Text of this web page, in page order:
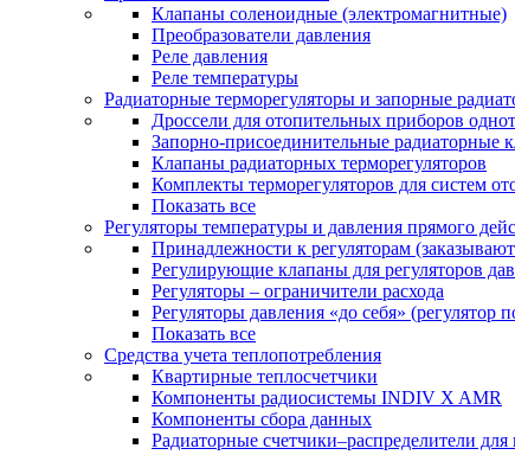
Клапаны соленоидные (электромагнитные)
Преобразователи давления
Реле давления
Реле температуры
Радиаторные терморегуляторы и запорные
Дроссели для отопительных приборов
Запорно-присоединительные радиаторные
Клапаны радиаторных терморегуляторов
Комплекты терморегуляторов для систем
Показать все
Регуляторы температуры и давления прямого
Принадлежности к регуляторам
Регулирующие клапаны для регуляторов
Регуляторы – ограничители расхода
Регуляторы давления «до себя» (регулятор
Показать все
Средства учета теплопотребления
Квартирные теплосчетчики
Компоненты радиосистемы INDIV X AMR
Компоненты сбора данных
Радиаторные счетчики–распределители